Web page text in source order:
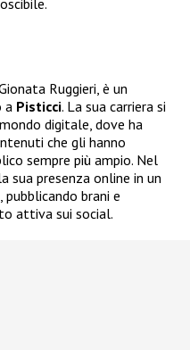
Ruggieri, è un
a Pisticci. La sua carriera si
digitale, dove ha
che gli hanno
sempre più ampio. Nel
sua presenza online in un
brani e
attiva sui social.